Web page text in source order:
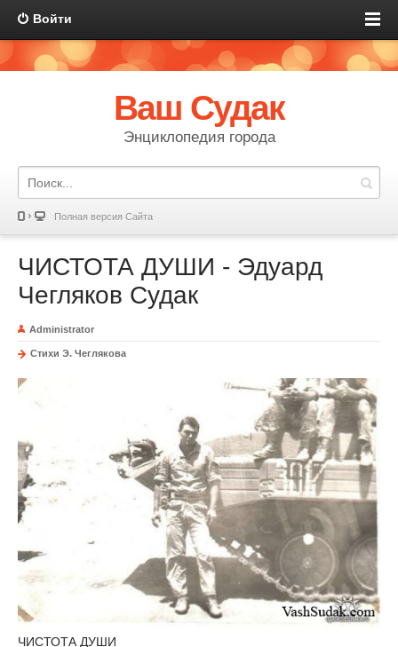
Войти
Ваш Судак
Энциклопедия города
Полная версия Сайта
ЧИСТОТА ДУШИ - Эдуард
Чегляков Судак
Administrator
Стихи Э. Чеглякова
ЧИСТОТА ДУШИ